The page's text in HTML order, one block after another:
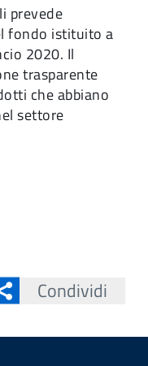
prevede
fondo istituito a
2020. Il
trasparente
che abbiano
settore
Condividi